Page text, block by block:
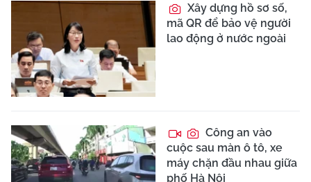
Houthi tấn công Ả
Rập Xê Út, nhiều dân
thường bị thương
Vì sao nhiều người bất
chấp pháp luật để trở
thành "giang hồ mạng"?